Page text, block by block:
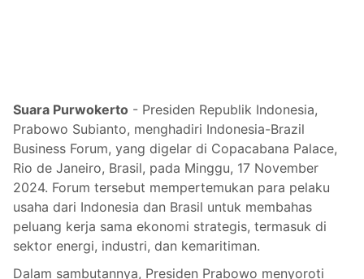
Suara Purwokerto - Presiden Republik Indonesia,
Prabowo Subianto, menghadiri Indonesia-Brazil
Business Forum, yang digelar di Copacabana Palace,
Rio de Janeiro, Brasil, pada Minggu, 17 November
2024. Forum tersebut mempertemukan para pelaku
usaha dari Indonesia dan Brasil untuk membahas
peluang kerja sama ekonomi strategis, termasuk di
sektor energi, industri, dan kemaritiman.
Dalam sambutannya, Presiden Prabowo menyoroti